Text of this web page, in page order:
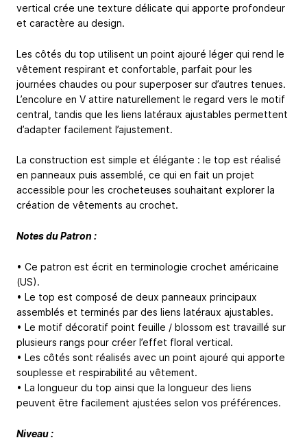
vertical crée une texture délicate qui apporte profondeur
et caractère au design.
Les côtés du top utilisent un point ajouré léger qui rend le
vêtement respirant et confortable, parfait pour les
journées chaudes ou pour superposer sur d’autres tenues.
L’encolure en V attire naturellement le regard vers le motif
central, tandis que les liens latéraux ajustables permettent
d’adapter facilement l’ajustement.
La construction est simple et élégante : le top est réalisé
en panneaux puis assemblé, ce qui en fait un projet
accessible pour les crocheteuses souhaitant explorer la
création de vêtements au crochet.
Notes du Patron :
• Ce patron est écrit en terminologie crochet américaine
(US).
• Le top est composé de deux panneaux principaux
assemblés et terminés par des liens latéraux ajustables.
• Le motif décoratif point feuille / blossom est travaillé sur
plusieurs rangs pour créer l’effet floral vertical.
• Les côtés sont réalisés avec un point ajouré qui apporte
souplesse et respirabilité au vêtement.
• La longueur du top ainsi que la longueur des liens
peuvent être facilement ajustées selon vos préférences.
Niveau :